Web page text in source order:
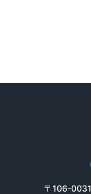
〒106-0031